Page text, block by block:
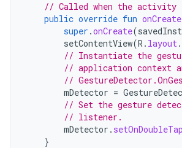
// Called when the
public override fun onCreate
super .onCreate(
setContentView(R . layout.
// Instantiate the
// application context
//
mDetector =
// Set the gesture
// listener.
mDetector .
}